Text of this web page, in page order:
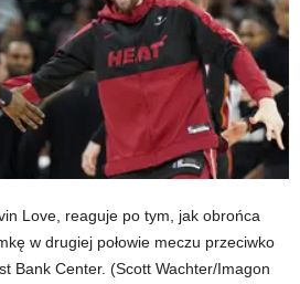
Love, reaguje po tym, jak obrońca
w drugiej połowie meczu przeciwko
Bank Center. (Scott Wachter/Imagon